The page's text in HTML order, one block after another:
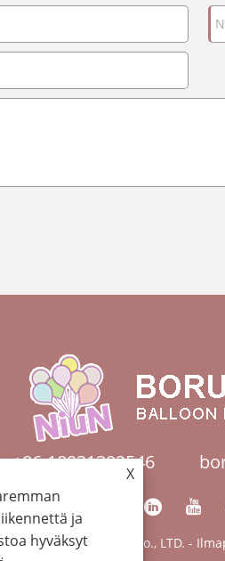
+86-18931392546
Latex Products Co., LTD. -
X
ja
hyväksyt